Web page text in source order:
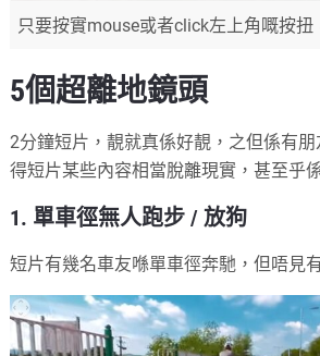
只要按實mouse或者click左上角嘅按扭
5個超離地鏡頭
2分鐘短片，靚就真係好靚，之但係有
得短片某些內容相當脫離現實，甚至乎
1. 單車徑無人跑步 / 放狗
短片有幾名車友喺單車徑奔馳，但唔見